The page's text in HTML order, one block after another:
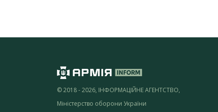
© 2018 - 2026, ІНФОРМАЦІЙНЕ АГЕНТСТВО,
Міністерство оборони України